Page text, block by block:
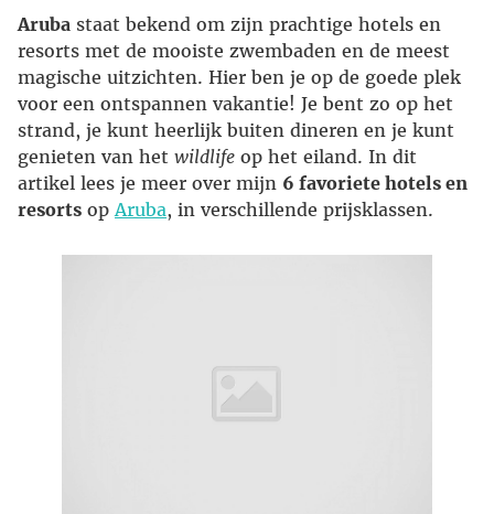
Aruba staat bekend om zijn prachtige hotels en
resorts met de mooiste zwembaden en de meest
magische uitzichten. Hier ben je op de goede plek
voor een ontspannen vakantie! Je bent zo op het
strand, je kunt heerlijk buiten dineren en je kunt
genieten van het wildlife op het eiland. In dit
artikel lees je meer over mijn 6 favoriete hotels en
resorts op Aruba, in verschillende prijsklassen.